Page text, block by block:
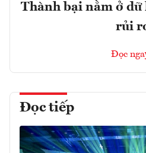
Thành bại nằm ở dữ
rủi
Đọc
Đọc tiếp